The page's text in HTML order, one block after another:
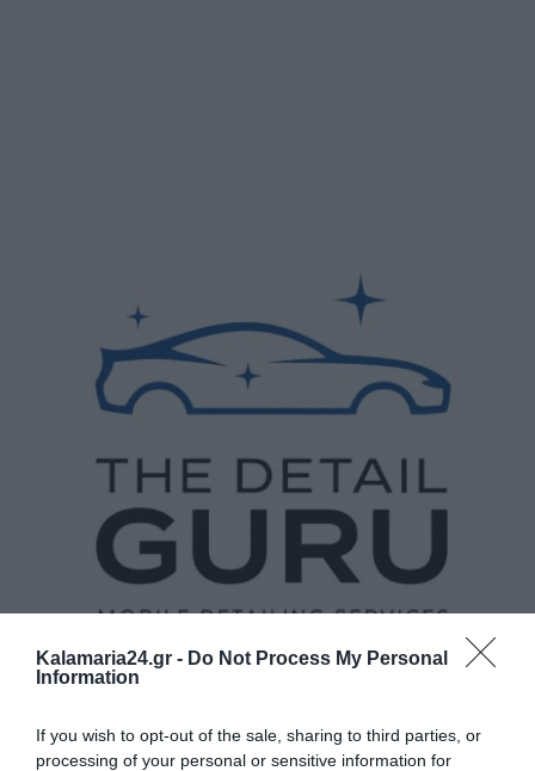
Kalamaria24.gr - Do Not Process My Personal
Information
If you wish to opt-out of the sale, sharing to third parties, or
processing of your personal or sensitive information for